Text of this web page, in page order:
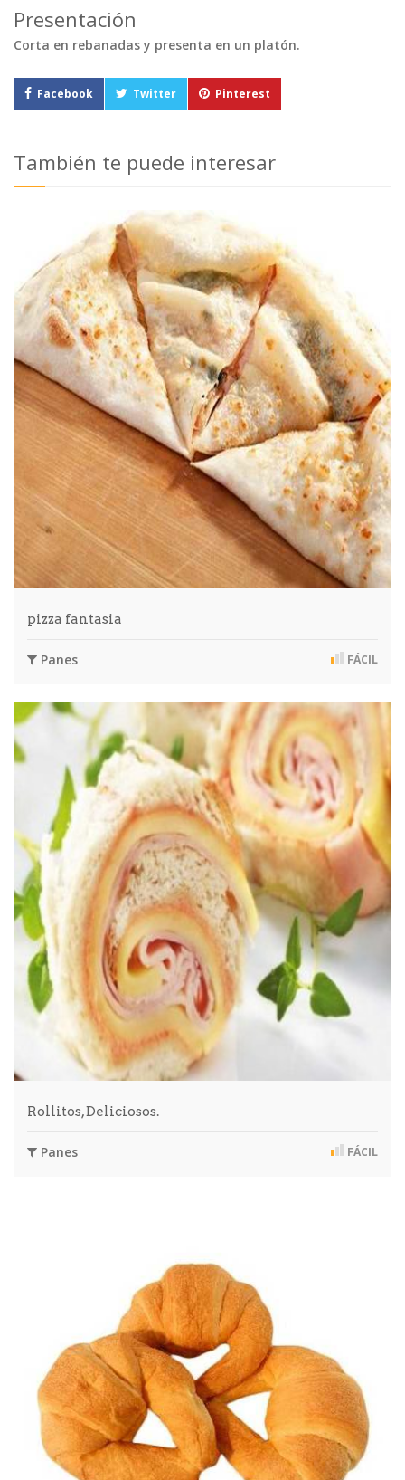
Presentación
Corta en rebanadas y presenta en un platón.
Facebook Twitter Pinterest
También te puede interesar
pizza fantasia
Panes FÁCIL
Rollitos, Deliciosos.
Panes FÁCIL